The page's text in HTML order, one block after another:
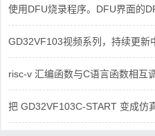
使用DFU烧录程序。DFU界面的
GD32VF103视频系列，持续更新
risc-v 汇编函数与C语言函数相互
把 GD32VF103C-START 变成仿